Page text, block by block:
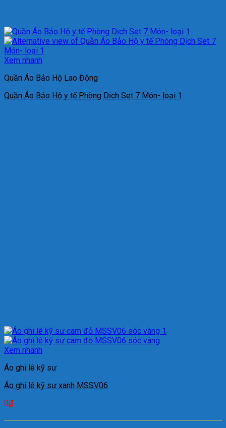
Xem nhanh
Quần Áo Bảo Hộ Lao Động
Quần Áo Bảo Hộ y tế Phòng Dịch Set 7 Món- loại 1
Xem nhanh
Áo ghi lê kỹ sư
Áo ghi lê kỹ sư xanh MSSV06
0₫